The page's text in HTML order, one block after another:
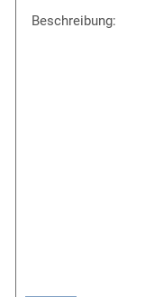
Beschreibung: